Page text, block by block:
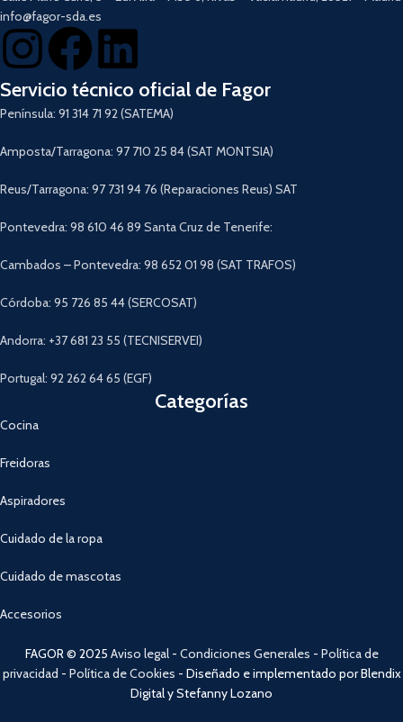
info@fagor-sda.es
Servicio técnico oficial de Fagor
Península: 91 314 71 92 (SATEMA)
Amposta/Tarragona: 97 710 25 84 (SAT MONTSIA)
Reus/Tarragona: 97 731 94 76 (Reparaciones Reus) SAT
Pontevedra: 98 610 46 89 Santa Cruz de Tenerife:
Cambados – Pontevedra: 98 652 01 98 (SAT TRAFOS)
Córdoba: 95 726 85 44 (SERCOSAT)
Andorra: +37 681 23 55 (TECNISERVEI)
Portugal: 92 262 64 65 (EGF)
Categorías
Cocina
Freidoras
Aspiradores
Cuidado de la ropa
Cuidado de mascotas
Accesorios
FAGOR © 2025 Aviso legal- Condiciones Generales - Política de
privacidad - Política de Cookies - Diseñado e implementado por Blendix
Digital y Stefanny Lozano